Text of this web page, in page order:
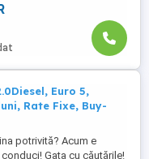
...
Euro 5,
Rate Fixe, Buy-
potrivită? Acum e
Gata cu căutările!